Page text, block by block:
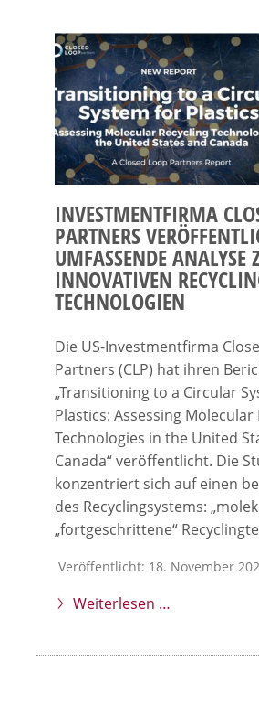
INVESTMENTFIRMA
PARTNERS
UMFASSENDE ANALYSE
INNOVATIVEN
TECHNOLOGIEN
Die US-Investmentfirma
Partners (CLP) hat ihren
„Transitioning to a Circular
Plastics: Assessing Molecular
Technologies in the United
Canada“ veröffentlicht. Die
konzentriert sich auf einen
des Recyclingsystems:
„fortgeschrittene“
Veröffentlicht: 18. November
Weiterlesen …